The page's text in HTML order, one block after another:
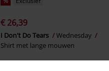
€ 26,39
I Don't Do Tears
Wednesday
Shirt met lange mouwen